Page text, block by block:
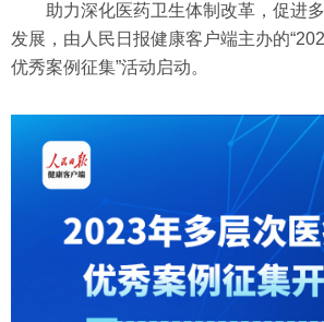
助力深化医药卫生体制改革，促进
发展，由人民日报健康客户端主办的
优秀案例征集”活动启动。